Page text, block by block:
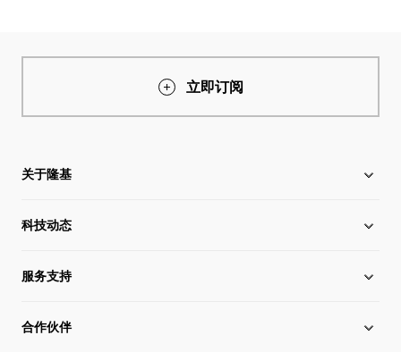
立即订阅
关于隆基
关于隆基
全球化布局
管理层信息
科技动态
硅片价格
行业动态
服务支持
下载中心
合作伙伴